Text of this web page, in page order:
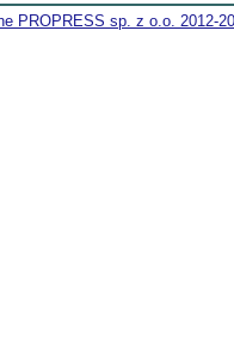
PROPRESS sp. z o.o. 2012-